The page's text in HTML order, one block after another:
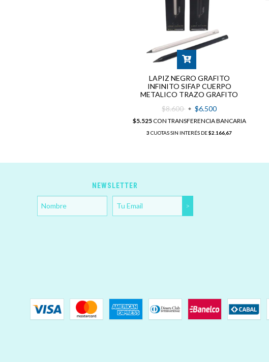
LAPIZ NEGRO GRAFITO
INFINITO SIFAP CUERPO
METALICO TRAZO GRAFITO
$8.600
$6.500
$5.525CON TRANSFERENCIA BANCARIA
3 CUOTAS SIN INTERÉS DE$2.166,67
NEWSLETTER